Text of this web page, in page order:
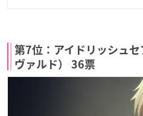
第7位：アイドリッシュ
ヴァルド） 36票